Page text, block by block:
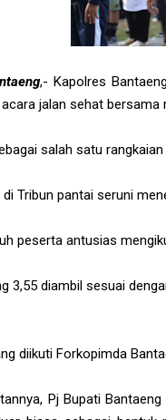
,- Kapolres
jalan sehat bersama
salah satu
Tribun pantai seruni
peserta antusias
3,55 diambil sesuai
diikuti Forkopimda
Pj Bupati